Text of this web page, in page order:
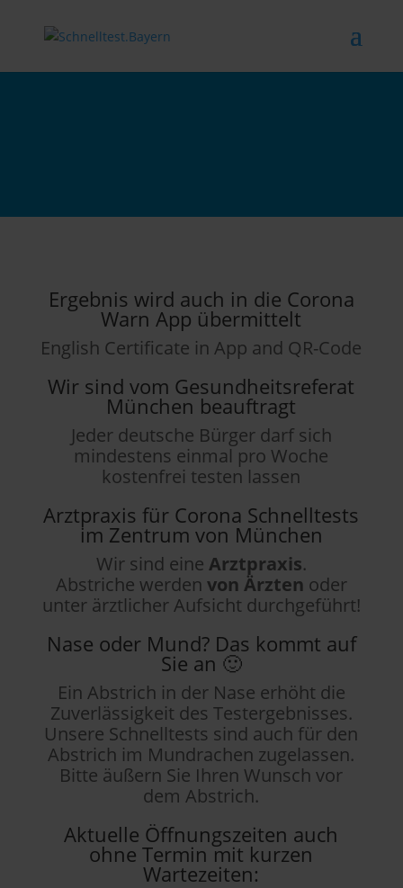
Ergebnis wird auch in die Corona
Warn App übermittelt
English Certificate in App and QR-Code
Wir sind vom Gesundheitsreferat
München beauftragt
Jeder deutsche Bürger darf sich
mindestens einmal pro Woche
kostenfrei testen lassen
Arztpraxis für Corona Schnelltests
im Zentrum von München
Wir sind eine Arztpraxis.
Abstriche werden von Ärzten oder
unter ärztlicher Aufsicht durchgeführt!
Nase oder Mund? Das kommt auf
Sie an 🙂
Ein Abstrich in der Nase erhöht die
Zuverlässigkeit des Testergebnisses.
Unsere Schnelltests sind auch für den
Abstrich im Mundrachen zugelassen.
Bitte äußern Sie Ihren Wunsch vor
dem Abstrich.
Aktuelle Öffnungszeiten auch
ohne Termin mit kurzen
Wartezeiten: